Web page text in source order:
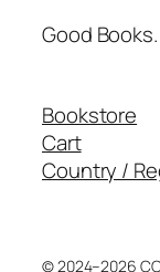
Good
Bookstore
Cart
Country /
© 2024–2026